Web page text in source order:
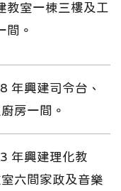
教室一棟三樓及工
間。
年興建司令台、
房一間。
年興建理化教
六間家政及音樂